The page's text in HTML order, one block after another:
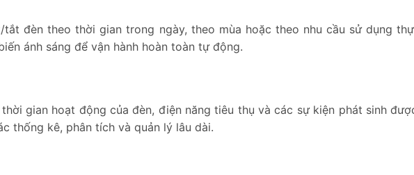
đèn theo thời gian trong ngày, theo mùa hoặc theo nhu cầu sử dụng
ánh sáng để vận hành hoàn toàn tự động.
gian hoạt động của đèn, điện năng tiêu thụ và các sự kiện phát sinh
thống kê, phân tích và quản lý lâu dài.